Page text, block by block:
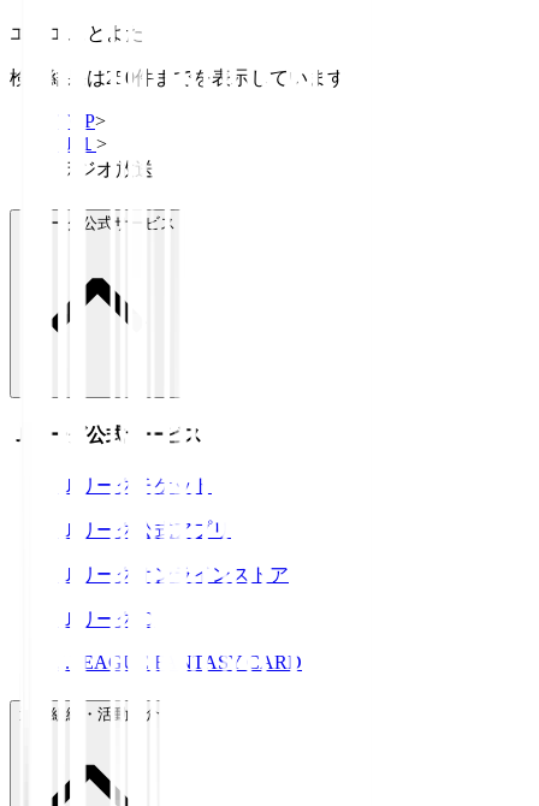
エフエムとよた
検索結果は250件までを表示しています
TOP>
Ｊ１ >
ラジオ放送
Ｊリーグ公式サービス
Ｊリーグ公式サービス
Ｊリーグチケット
Ｊリーグ公式アプリ
Ｊリーグオンラインストア
ＪリーグID
J.LEAGUE FANTASY CARD
運営組織・活動紹介